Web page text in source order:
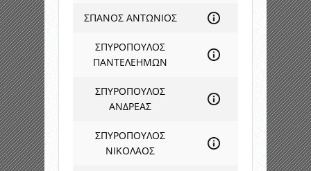
ΣΠΑΝΟΣ ΑΝΤΩΝΙΟΣ
ΣΠΥΡΟΠΟΥΛΟΣ
ΠΑΝΤΕΛΕΗΜΩΝ
ΣΠΥΡΟΠΟΥΛΟΣ
ΑΝΔΡΕΑΣ
ΣΠΥΡΟΠΟΥΛΟΣ
ΝΙΚΟΛΑΟΣ